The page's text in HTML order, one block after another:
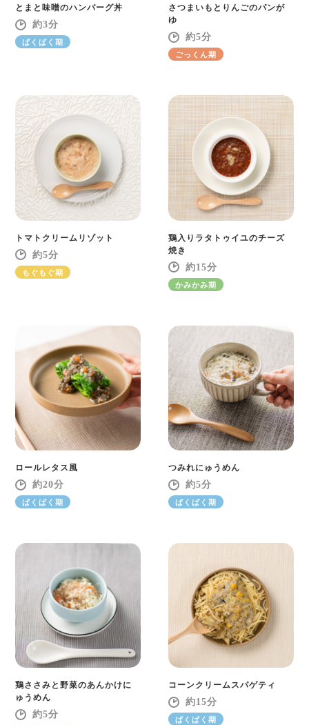
とまと味噌のハンバーグ丼
3
ぱくぱく期
さつまいもとりんごのパンが
ゆ
5
ごっくん期
トマトクリームリゾット
5
もぐもぐ期
鶏入りラタトゥイユのチーズ
焼き
15
かみかみ期
ロールレタス風
20
ぱくぱく期
つみれにゅうめん
5
ぱくぱく期
鶏ささみと野菜のあんかけに
ゅうめん
5
コーンクリームスパゲティ
15
ぱくぱく期